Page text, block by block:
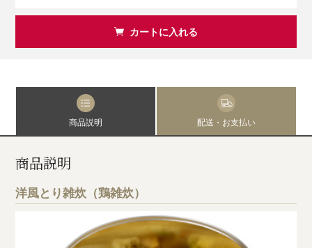
カートに入れる
商品説明 配送・お支払い
商品説明
洋風とり雑炊（鶏雑炊）